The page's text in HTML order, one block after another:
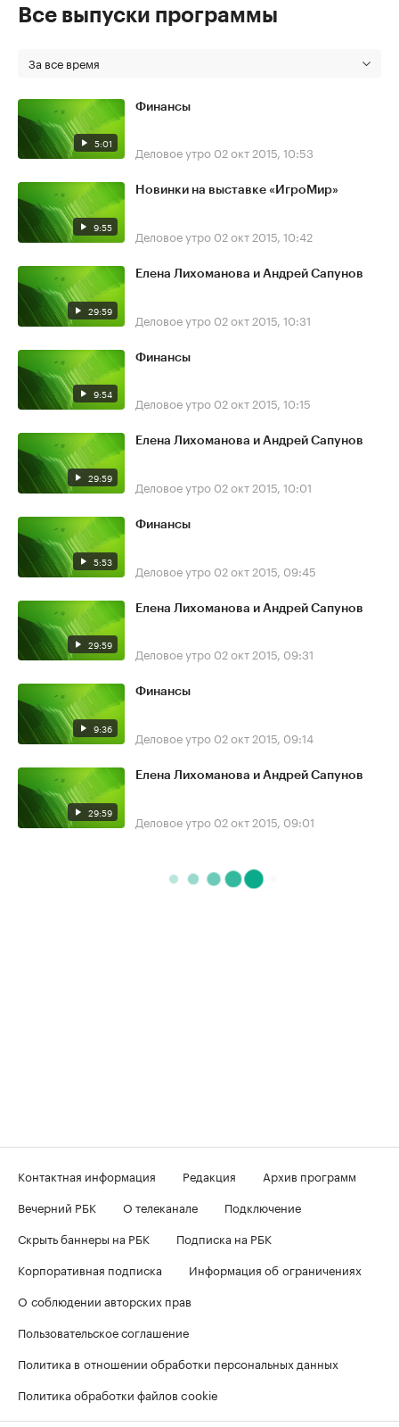
Все выпуски программы
За все время
5:01
Финансы
Деловое утро 02 окт 2015, 10:53
9:55
Новинки на выставке «ИгроМир»
Деловое утро 02 окт 2015, 10:42
29:59
Елена Лихоманова и Андрей Сапунов
Деловое утро 02 окт 2015, 10:31
9:54
Финансы
Деловое утро 02 окт 2015, 10:15
29:59
Елена Лихоманова и Андрей Сапунов
Деловое утро 02 окт 2015, 10:01
5:53
Финансы
Деловое утро 02 окт 2015, 09:45
29:59
Елена Лихоманова и Андрей Сапунов
Деловое утро 02 окт 2015, 09:31
9:36
Финансы
Деловое утро 02 окт 2015, 09:14
29:59
Елена Лихоманова и Андрей Сапунов
Деловое утро 02 окт 2015, 09:01
Контактная информация Редакция
Архив программ
Вечерний РБК
О телеканале
Подключение
Скрыть баннеры на РБК
Подписка на РБК
Корпоративная подписка
Информация об ограничениях
О соблюдении авторских прав
Пользовательское соглашение
Политика в отношении обработки персональных данных
Политика обработки файлов cookie